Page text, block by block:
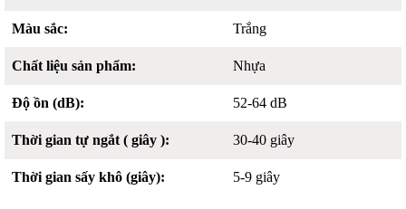
Màu sắc: Trắng
Chất liệu sản phẩm: Nhựa
Độ ồn (dB): 52-64 dB
Thời gian tự ngắt ( giây ): 30-40 giây
Thời gian sấy khô (giây): 5-9 giây